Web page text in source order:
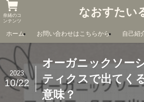
なおすたい
奈緒のコ
ンテンツ
ホーム お問い合わせはこちらから 自己紹
オーガニックソー
ティクスで出てく
意味？
2023
10/22